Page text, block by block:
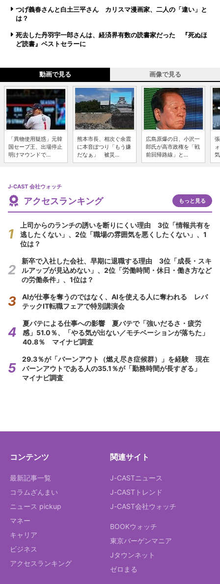
つげ義春さんと白土三平さん カリスマ漫画家、二人の「違い」と
は？
死去した丹羽宇一郎さんは、経済界有数の読書家だった 『死ぬほ
ど読書』ベストセラーに
動画で見る 画像で見る
「異物使用疑惑」元韓
国セーブ王、出場停止
明けマウンドで...
熊本市長、相次ぐ余震
に本音ぽつり「もう嫌
だなぁ」 被災...
広島原爆の日、小沢一
郎氏が高市政権を「戦
前回帰路線」と...
J-CAST 会社ウォッチ
アクセスランキング もっと見る
上司からのランチの誘いを断りにくい理由 3位「情報共有を
逃したくない」、2位「職場の雰囲気を悪くしたくない」、1
位は？
新卒で入社した会社、早期に退職する理由 3位「成長・スキ
ルアップが見込めない」、2位「労働時間・休日・働き方など
の労働条件」、1位は？
AIが仕事を奪うのではなく、AIを使える人に奪われる レバ
テックIT転職フェアで特別講演会
夏バテによる仕事への影響 夏バテで「強いだるさ・疲労
感」51.0％、「やる気が出ない／モチベーションが落ちた」
40.8％ マイナビ調査
29.3％が「バーンアウト（燃え尽き症候群）」を経験 現在
バーンアウトである人の35.1％が「勤務時間が長すぎる」
マイナビ調査
コンテンツ
最新記事一覧
コラムざんまい
ニュース pickup
マネー
キャリア
ビジネス
アクセスランキング
関連サイト
J-CASTニュース
J-CASTトレンド
J-CAST会社ウォッチ
BOOKウォッチ
東京バーゲンマニア
Jタウンネット
ゼロまる